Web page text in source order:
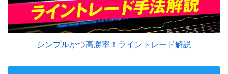
シンプルかつ高勝率！ライントレード解説